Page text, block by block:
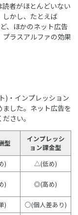
者がほとんどいない
しかし、たとえば
、ほかのネット広告
ラスアルファの効果
)・インプレッション
した。ネット広告を
さい。
型
インプレッシ
ョン課金型
)
△(低め)
) ◎(高め)
) ○(個人差あり)